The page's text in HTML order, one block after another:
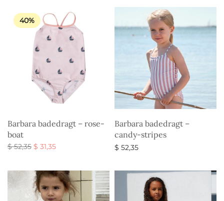
$ 52,35.$ 31,35.
40%
Barbara badedragt – rose-
boat
$52,35 Den
$ 52,35.
$ 31,35Den
$ 31,35.
Barbara badedragt –
candy-stripes
$ 52,35